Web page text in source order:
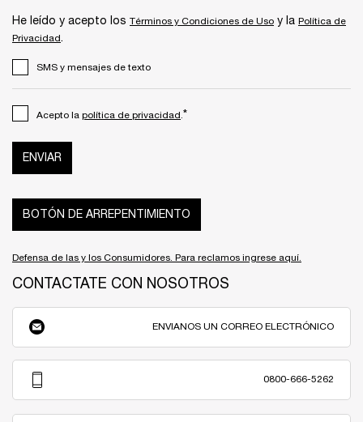
He leído y acepto los Términos y Condiciones de Uso y la Política de
Privacidad.
SMS y mensajes de texto
Acepto la política de privacidad *
ENVIAR
BOTÓN DE ARREPENTIMIENTO
Defensa de las y los Consumidores. Para reclamos ingrese aquí.
CONTACTATE CON NOSOTROS
ENVIANOS UN CORREO ELECTRÓNICO
0800-666-5262